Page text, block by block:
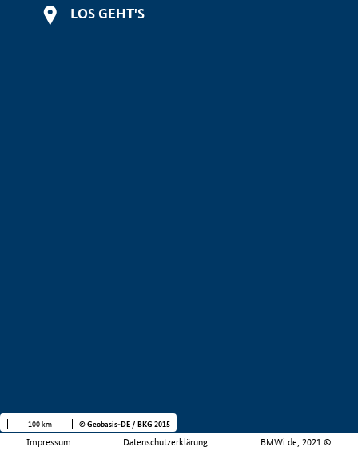
LOS GEHT'S
Impressum Datenschutzerklärung BMWi.de, 2021 ©
100 km © Geobasis-DE / BKG 2015